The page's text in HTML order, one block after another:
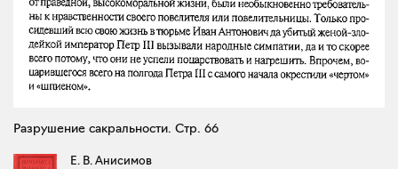
Разрушение сакральности. Стр. 66
Е. В. Анисимов